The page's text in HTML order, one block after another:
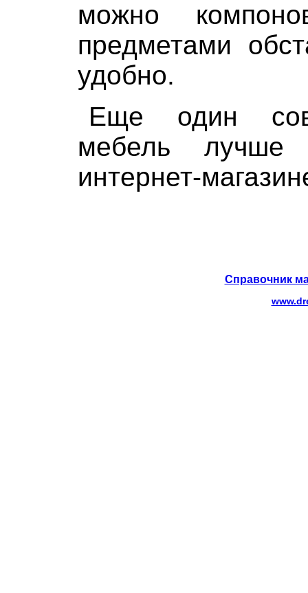
можно
предметами
удобно.
Еще один
мебель
интернет-
Справочник